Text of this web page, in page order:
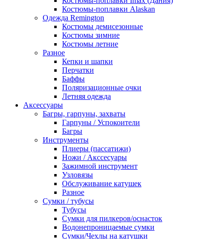
Костюмы-поплавки Alaskan
Одежда Remington
Костюмы демисезонные
Костюмы зимние
Костюмы летние
Разное
Кепки и шапки
Перчатки
Баффы
Поляризационные очки
Летняя одежда
Аксессуары
Багры, гарпуны, захваты
Гарпуны / Успокоители
Багры
Инструменты
Плиеры (пассатижи)
Ножи / Акссесуары
Зажимной инструмент
Узловязы
Обслуживание катушек
Разное
Сумки / тубусы
Тубусы
Сумки для пилкеров/оснасток
Водонепроницаемые сумки
Сумки/Чехлы на катушки